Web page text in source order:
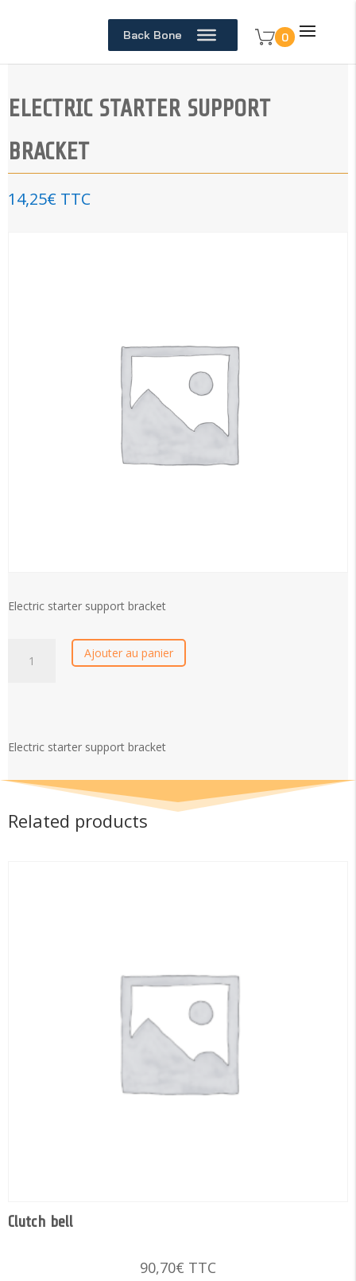
Back Bone 0
ELECTRIC STARTER SUPPORT
BRACKET
14,25€ TTC
Electric starter support bracket
starter
Ajouter au panier
Electric starter support bracket
Related products
Clutch bell
90,70€ TTC